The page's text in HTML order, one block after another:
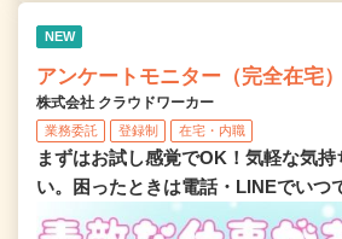
NEW
アンケートモニター（完全在宅）
株式会社 クラウドワーカー
業務委託 登録制 在宅・内職
まずはお試し感覚でOK！気軽な気持
い。困ったときは電話・LINEでいつ